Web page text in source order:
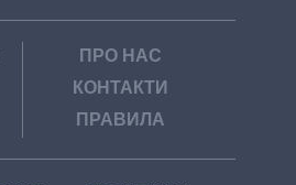
ПРО НАС
КОНТАКТИ
ПРАВИЛА